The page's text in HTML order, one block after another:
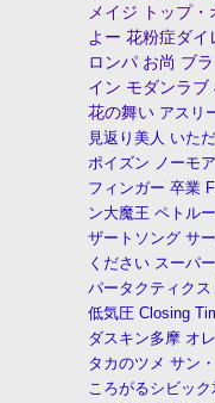
メイジ
トップ
よー 花粉症ダイ
ロンパ お尚 ブ
イン モダンラブ
花の舞い アスリ
見返り美人 いた
ポイズン ノーモ
フィンガー 卒業
ン大魔王 ペトル
ザートソング サ
ください スーパ
パータクティクス
低気圧 Closing
ダスキン多摩 オ
タカのツメ サン
ころがるシビック